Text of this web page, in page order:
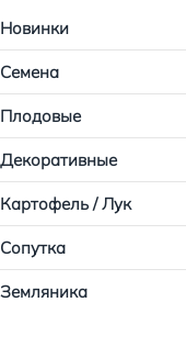
Новинки
Семена
Плодовые
Декоративные
Картофель / Лук
Сопутка
Земляника